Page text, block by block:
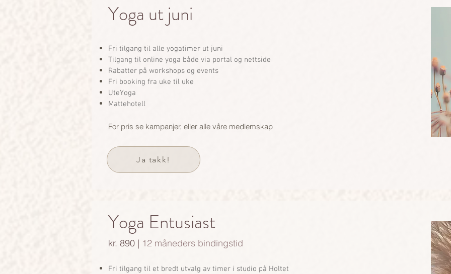
Yoga ut juni
​Fri tilgang til alle yogatimer ut juni
Tilgang til online yoga både via portal og nettside
Rabatter på workshops og events
Fri booking fra uke til uke
UteYoga
Mattehotell
For pris se kampanjer, eller alle våre medlemskap
Ja takk!
Yoga Entusiast
kr. 890 | 12 måneders bindingstid
Fri tilgang til et bredt utvalg av timer i studio på Holtet